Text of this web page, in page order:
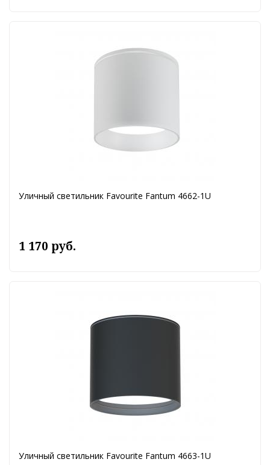
Уличный светильник Favourite Fantum 4662-1U
1 170 руб.
Уличный светильник Favourite Fantum 4663-1U